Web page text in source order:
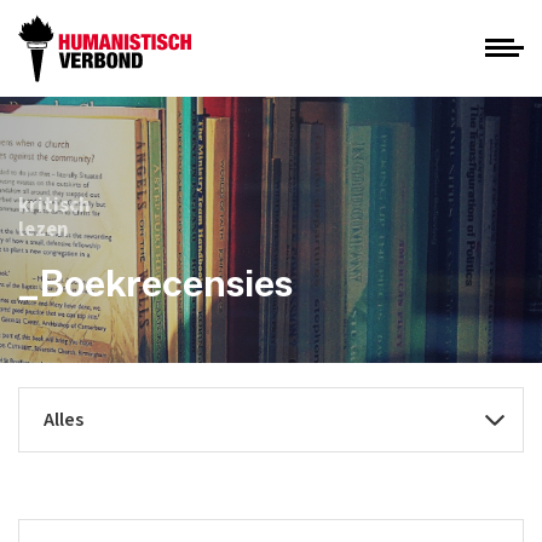
kritisch
lezen
_Boekrecensies